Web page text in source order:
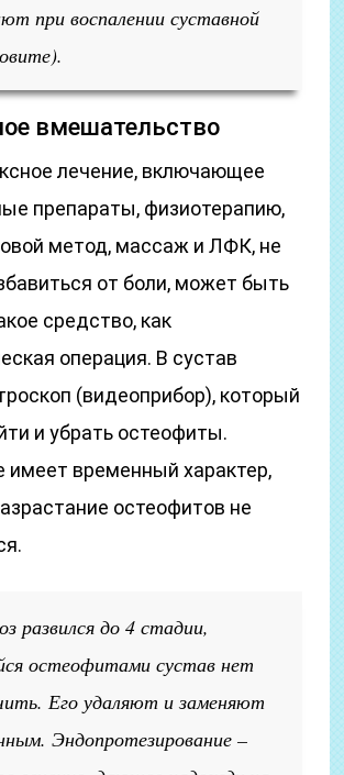
при воспалении суставной
вмешательство
лечение, включающее
препараты, физиотерапию,
метод, массаж и ЛФК, не
от боли, может быть
средство, как
операция. В сустав
(видеоприбор), который
и убрать остеофиты.
имеет временный характер,
остеофитов не
развился до 4 стадии,
остеофитами сустав нет
Его удаляют и заменяют
Эндопротезирование –